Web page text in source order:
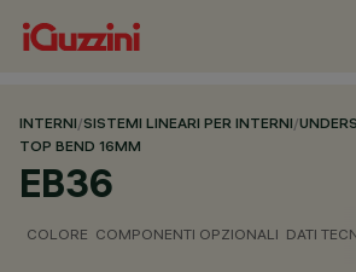
INTERNI/SISTEMI LINEARI PER INTERNI/
TOP BEND 16MM
EB36
COLORE COMPONENTI OPZIONALI DATI